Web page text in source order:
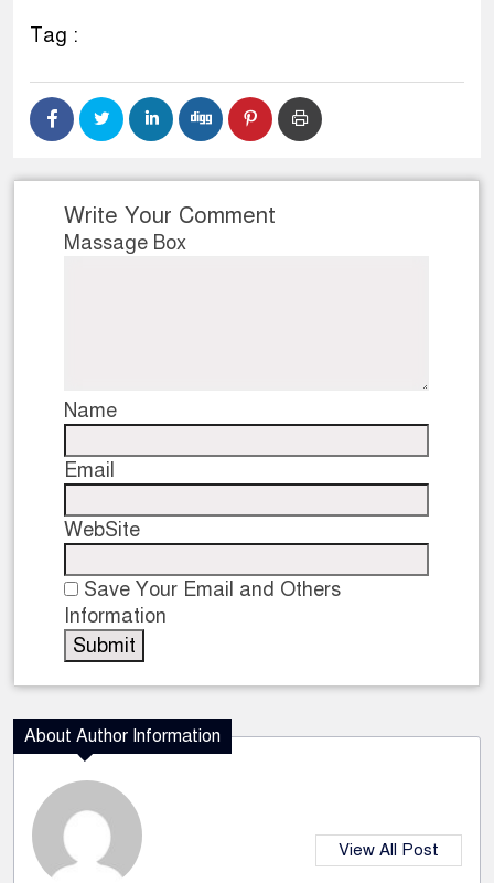
Tag :
Write Your Comment
Massage Box
Name
Email
WebSite
Save Your Email and Others
Information
About Author Information
View All Post